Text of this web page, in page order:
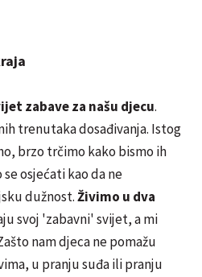
zabave za našu djecu.
trenutaka dosađivanja. Istog
brzo trčimo kako bismo ih
osjećati kao da ne
dužnost.Živimo u dva
svoj 'zabavni' svijet, a mi
nam djeca ne pomažu
u pranju suđa ili pranju